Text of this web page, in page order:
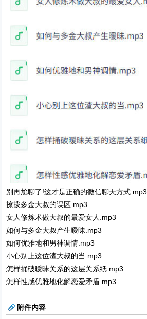
别再尬聊了!这才是正确的微信聊天方式.mp3
撩拨多金大叔的误区.mp3
女人修炼术做大叔的最爱女人.mp3
如何与多金大叔产生暧昧.mp3
如何优雅地和男神调情.mp3
小心别上这位渣大叔的当.mp3
怎样捅破暧昧关系的这层关系纸.mp3
怎样性感优雅地化解恋爱矛盾.mp3
附件内容